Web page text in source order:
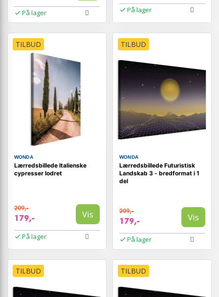
På lager På lager
TILBUD
WONDA
Lærredsbillede Italienske
cypresser lodret
209,-
179,- Vis
På lager
TILBUD
WONDA
Lærredsbillede Futuristisk
Landskab 3 - bredformat i 1
del
209,-
179,- Vis
På lager
TILBUD TILBUD